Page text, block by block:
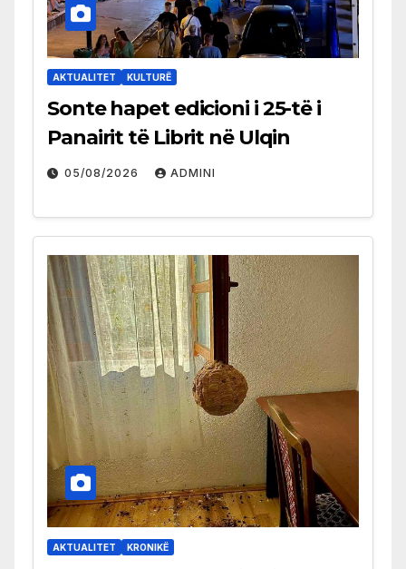
AKTUALITET KULTURË
Sonte hapet edicioni i 25-të i
Panairit të Librit në Ulqin
05/08/2026 ADMINI
AKTUALITET KRONIKË